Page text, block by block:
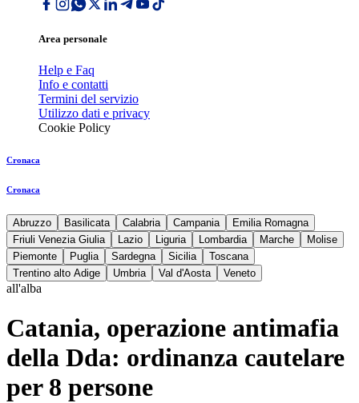
Area personale
Help e Faq
Info e contatti
Termini del servizio
Utilizzo dati e privacy
Cookie Policy
Cronaca
Cronaca
Abruzzo Basilicata Calabria Campania
Emilia Romagna
Friuli Venezia Giulia
Lazio Liguria Lombardia Marche
Molise
Piemonte
Puglia Sardegna Sicilia
Toscana
Trentino alto Adige
Umbria Val d'Aosta Veneto
all'alba
Catania, operazione antimafia
della Dda: ordinanza cautelare
per 8 persone